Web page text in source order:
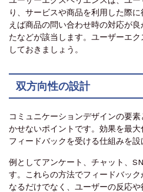
り、サービスや商品を利用した際
えば商品の問い合わせ時の対応が
たなどが該当します。ユーザーエ
しておきましょう。
双方向性の設計
コミュニケーションデザインの要
かせないポイントです。効果を最
フィードバックを受ける仕組みを設
例としてアンケート、チャット、
す。これらの方法でフィードバッ
なるだけでなく、ユーザーの反応